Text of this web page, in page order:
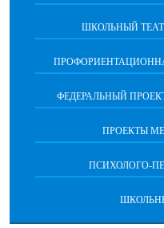
ШКОЛЬНЫЙ
ФЕДЕРАЛЬНЫЙ
ПРОЕКТЫ
ПСИХОЛОГО-